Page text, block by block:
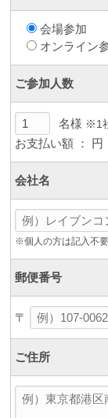
会場参加
オンライン
ご参加人数
名様 ※1
お支払い額 ： 円
会社名
※個人の方は記入不要
郵便番号
〒
ご住所